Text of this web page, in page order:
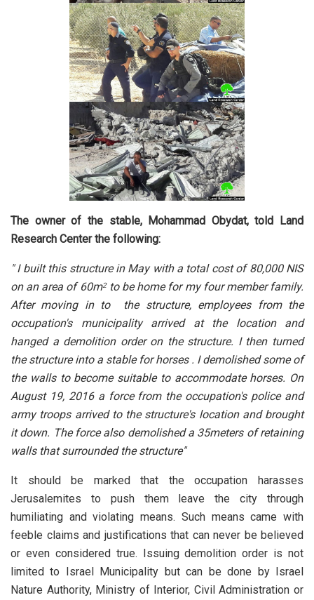
The owner of the stable, Mohammad Obydat, told Land
Research Center the following:
" I built this structure in May with a total cost of 80,000 NIS
on an area of 60m2to be home for my four member family.
After moving in to the structure, employees from the
occupation's municipality arrived at the location and
hanged a demolition order on the structure. I then turned
the structure into a stable for horses . I demolished some of
the walls to become suitable to accommodate horses. On
August 19, 2016 a force from the occupation's police and
army troops arrived to the structure's location and brought
it down. The force also demolished a 35meters of retaining
walls that surrounded the structure"
It should be marked that the occupation harasses
Jerusalemites to push them leave the city through
humiliating and violating means. Such means came with
feeble claims and justifications that can never be believed
or even considered true. Issuing demolition order is not
limited to Israel Municipality but can be done by Israel
Nature Authority, Ministry of Interior, Civil Administration or